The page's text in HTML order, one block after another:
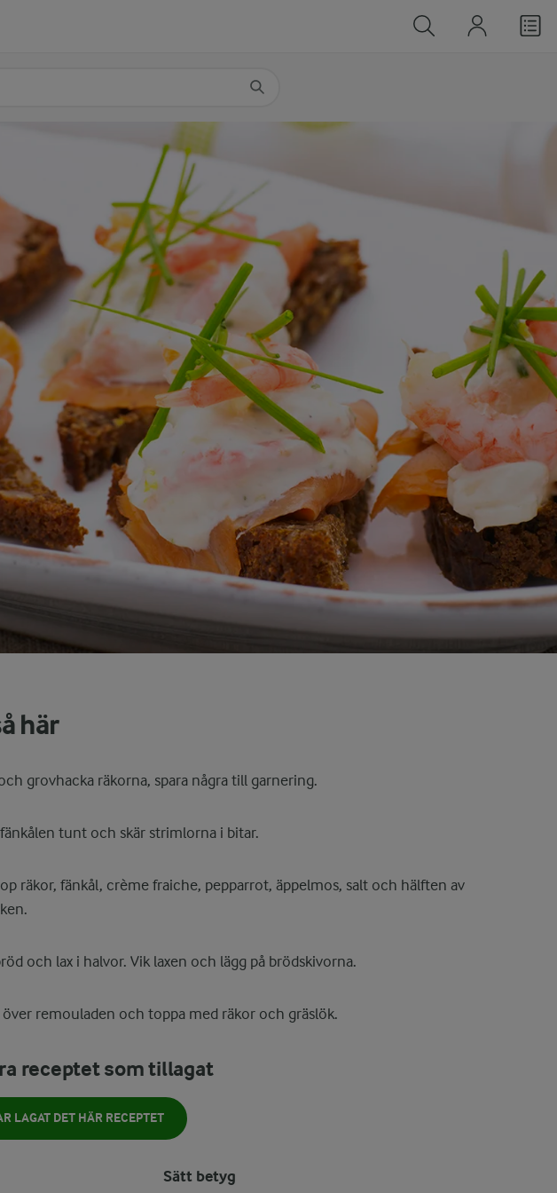
här
grovhacka räkorna, spara några till garnering.
tunt och skär strimlorna i bitar.
räkor, fänkål, crème fraiche, pepparrot, äppelmos, salt och hälften av
och lax i halvor. Vik laxen och lägg på brödskivorna.
över remouladen och toppa med räkor och gräslök.
receptet som tillagat
LAGAT DET HÄR RECEPTET
Sätt betyg